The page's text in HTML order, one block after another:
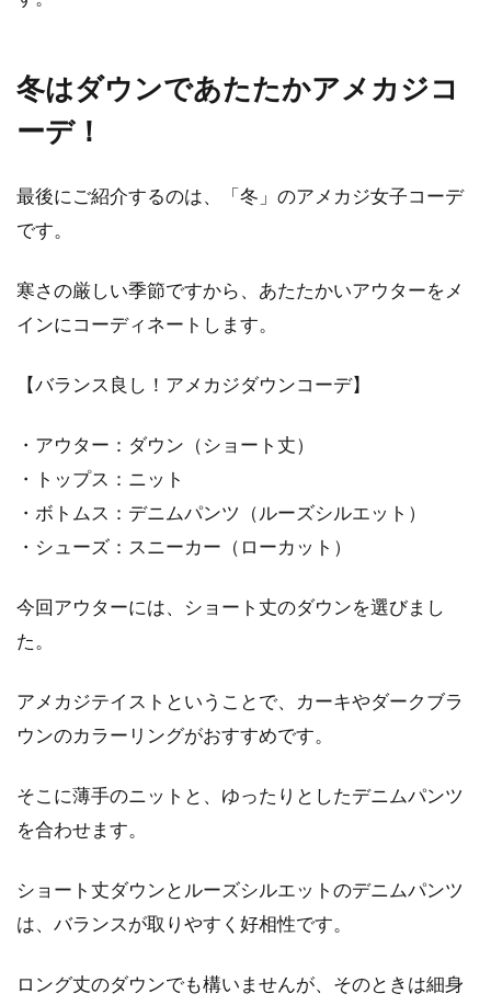
冬はダウンであたたかアメカジコ
ーデ！
最後にご紹介するのは、「冬」のアメカジ女子コーデ
です。
寒さの厳しい季節ですから、あたたかいアウターをメ
インにコーディネートします。
【バランス良し！アメカジダウンコーデ】
・アウター：ダウン（ショート丈）
・トップス：ニット
・ボトムス：デニムパンツ（ルーズシルエット）
・シューズ：スニーカー（ローカット）
今回アウターには、ショート丈のダウンを選びまし
た。
アメカジテイストということで、カーキやダークブラ
ウンのカラーリングがおすすめです。
そこに薄手のニットと、ゆったりとしたデニムパンツ
を合わせます。
ショート丈ダウンとルーズシルエットのデニムパンツ
は、バランスが取りやすく好相性です。
ロング丈のダウンでも構いませんが、そのときは細身